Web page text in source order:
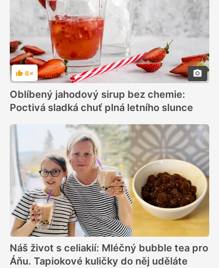
Hodnocení
6×
Oblíbený jahodový sirup bez chemie:
Poctivá sladká chuť plná letního slunce
Náš život s celiakií: Mléčný bubble tea pro
Áňu. Tapiokové kuličky do něj uděláte